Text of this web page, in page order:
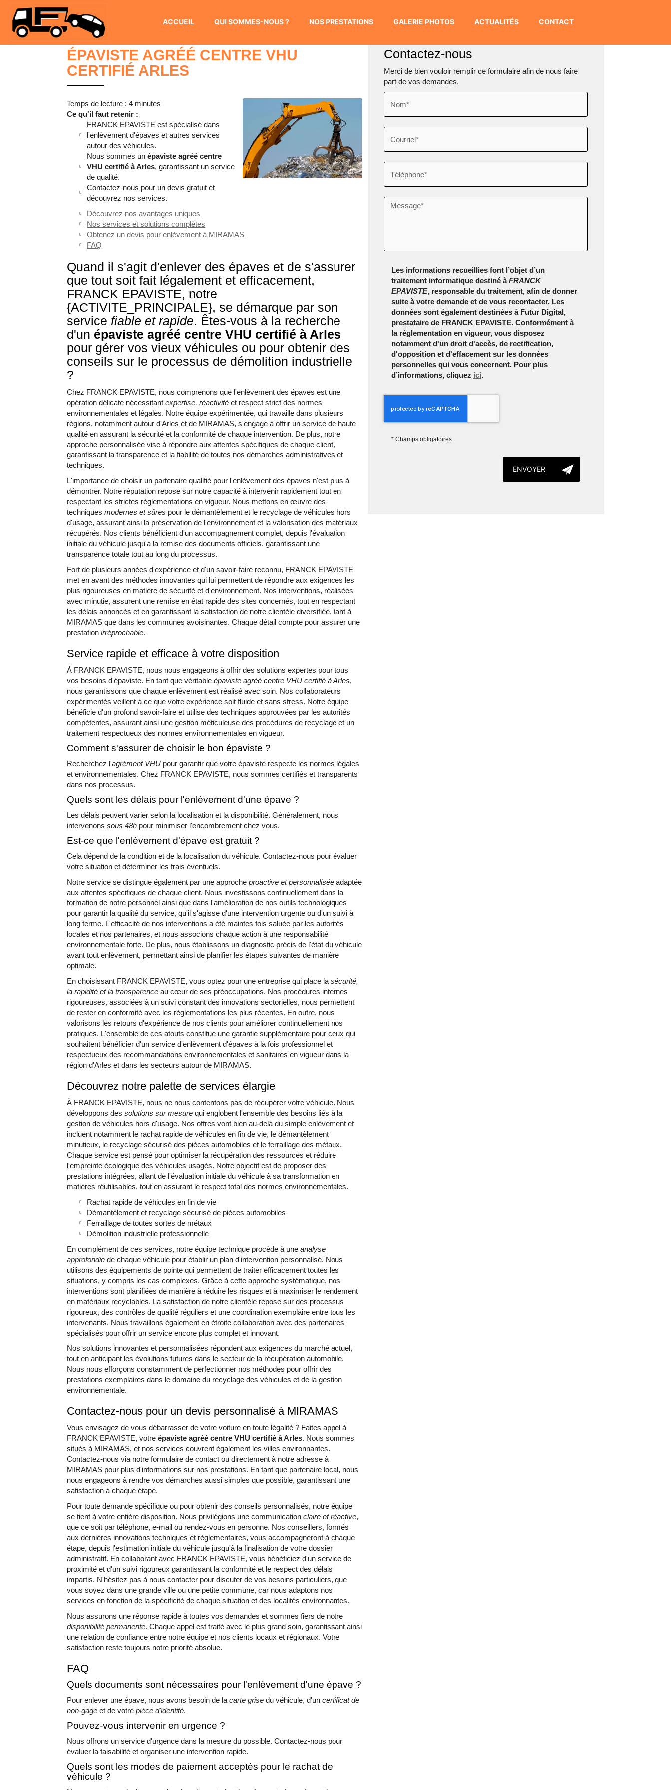
ACCUEIL QUI SOMMES-NOUS ? NOS PRESTATIONS GALERIE PHOTOS ACTUALITÉS CONTACT
ÉPAVISTE AGRÉÉ CENTRE VHU CERTIFIÉ ARLES
CONTACTEZ-NOUS DEVIS GRATUIT
ÉPAVISTE AGRÉÉ CENTRE VHU
CERTIFIÉ ARLES
Temps de lecture : 4 minutes
Ce qu'il faut retenir :
FRANCK EPAVISTE est spécialisé dans
l'enlèvement d'épaves et autres services
autour des véhicules.
Nous sommes unépaviste agréé centre
VHU certifié à Arles, garantissant un service
de qualité.
Contactez-nous pour un devis gratuit et
découvrez nos services.
Découvrez nos avantages uniques
Nos services et solutions complètes
Obtenez un devis pour enlèvement à MIRAMAS
FAQ
Quand il s'agit d'enlever des épaves et de s'assurer
que tout soit fait légalement et efficacement,
FRANCK EPAVISTE, notre
{ACTIVITE_PRINCIPALE}, se démarque par son
service fiable et rapide. Êtes-vous à la recherche
d'un épaviste agréé centre VHU certifié à Arles
pour gérer vos vieux véhicules ou pour obtenir des
conseils sur le processus de démolition industrielle
?
Chez FRANCK EPAVISTE, nous comprenons que l'enlèvement des épaves est une
opération délicate nécessitantexpertise, réactivité et respect strict des normes
environnementales et légales. Notre équipe expérimentée, qui travaille dans plusieurs
régions, notamment autour d'Arles et de MIRAMAS, s'engage à offrir un service de haute
qualité en assurant la sécurité et la conformité de chaque intervention. De plus, notre
approche personnalisée vise à répondre aux attentes spécifiques de chaque client,
garantissant la transparence et la fiabilité de toutes nos démarches administratives et
techniques.
L'importance de choisir un partenaire qualifié pour l'enlèvement des épaves n'est plus à
démontrer. Notre réputation repose sur notre capacité à intervenir rapidement tout en
respectant les strictes réglementations en vigueur. Nous mettons en œuvre des
techniquesmodernes et sûres pour le démantèlement et le recyclage de véhicules hors
d'usage, assurant ainsi la préservation de l'environnement et la valorisation des matériaux
récupérés. Nos clients bénéficient d'un accompagnement complet, depuis l'évaluation
initiale du véhicule jusqu'à la remise des documents officiels, garantissant une
transparence totale tout au long du processus.
Fort de plusieurs années d'expérience et d'un savoir-faire reconnu, FRANCK EPAVISTE
met en avant des méthodes innovantes qui lui permettent de répondre aux exigences les
plus rigoureuses en matière de sécurité et d'environnement. Nos interventions, réalisées
avec minutie, assurent une remise en état rapide des sites concernés, tout en respectant
les délais annoncés et en garantissant la satisfaction de notre clientèle diversifiée, tant à
MIRAMAS que dans les communes avoisinantes. Chaque détail compte pour assurer une
prestationirréprochable.
Service rapide et efficace à votre disposition
À FRANCK EPAVISTE, nous nous engageons à offrir des solutions expertes pour tous
vos besoins d'épaviste. En tant que véritableépaviste agréé centre VHU certifié à Arles,
nous garantissons que chaque enlèvement est réalisé avec soin. Nos collaborateurs
expérimentés veillent à ce que votre expérience soit fluide et sans stress. Notre équipe
bénéficie d'un profond savoir-faire et utilise des techniques approuvées par les autorités
compétentes, assurant ainsi une gestion méticuleuse des procédures de recyclage et un
traitement respectueux des normes environnementales en vigueur.
Comment s'assurer de choisir le bon épaviste ?
Recherchez l'agrément VHU pour garantir que votre épaviste respecte les normes légales
et environnementales. Chez FRANCK EPAVISTE, nous sommes certifiés et transparents
dans nos processus.
Quels sont les délais pour l'enlèvement d'une épave ?
Les délais peuvent varier selon la localisation et la disponibilité. Généralement, nous
intervenonssous 48h pour minimiser l'encombrement chez vous.
Est-ce que l'enlèvement d'épave est gratuit ?
Cela dépend de la condition et de la localisation du véhicule. Contactez-nous pour évaluer
votre situation et déterminer les frais éventuels.
Notre service se distingue également par une approcheproactive et personnalisée adaptée
aux attentes spécifiques de chaque client. Nous investissons continuellement dans la
formation de notre personnel ainsi que dans l'amélioration de nos outils technologiques
pour garantir la qualité du service, qu'il s'agisse d'une intervention urgente ou d'un suivi à
long terme. L'efficacité de nos interventions a été maintes fois saluée par les autorités
locales et nos partenaires, et nous associons chaque action à une responsabilité
environnementale forte. De plus, nous établissons un diagnostic précis de l'état du véhicule
avant tout enlèvement, permettant ainsi de planifier les étapes suivantes de manière
optimale.
En choisissant FRANCK EPAVISTE, vous optez pour une entreprise qui place lasécurité,
la rapidité et la transparence au cœur de ses préoccupations. Nos procédures internes
rigoureuses, associées à un suivi constant des innovations sectorielles, nous permettent
de rester en conformité avec les réglementations les plus récentes. En outre, nous
valorisons les retours d'expérience de nos clients pour améliorer continuellement nos
pratiques. L'ensemble de ces atouts constitue une garantie supplémentaire pour ceux qui
souhaitent bénéficier d'un service d'enlèvement d'épaves à la fois professionnel et
respectueux des recommandations environnementales et sanitaires en vigueur dans la
région d'Arles et dans les secteurs autour de MIRAMAS.
Découvrez notre palette de services élargie
À FRANCK EPAVISTE, nous ne nous contentons pas de récupérer votre véhicule. Nous
développons dessolutions sur mesure qui englobent l'ensemble des besoins liés à la
gestion de véhicules hors d'usage. Nos offres vont bien au-delà du simple enlèvement et
incluent notamment le rachat rapide de véhicules en fin de vie, le démantèlement
minutieux, le recyclage sécurisé des pièces automobiles et le ferraillage des métaux.
Chaque service est pensé pour optimiser la récupération des ressources et réduire
l'empreinte écologique des véhicules usagés. Notre objectif est de proposer des
prestations intégrées, allant de l'évaluation initiale du véhicule à sa transformation en
matières réutilisables, tout en assurant le respect total des normes environnementales.
Rachat rapide de véhicules en fin de vie
Démantèlement et recyclage sécurisé de pièces automobiles
Ferraillage de toutes sortes de métaux
Démolition industrielle professionnelle
En complément de ces services, notre équipe technique procède à uneanalyse
approfondie de chaque véhicule pour établir un plan d'intervention personnalisé. Nous
utilisons des équipements de pointe qui permettent de traiter efficacement toutes les
situations, y compris les cas complexes. Grâce à cette approche systématique, nos
interventions sont planifiées de manière à réduire les risques et à maximiser le rendement
en matériaux recyclables. La satisfaction de notre clientèle repose sur des processus
rigoureux, des contrôles de qualité réguliers et une coordination exemplaire entre tous les
intervenants. Nous travaillons également en étroite collaboration avec des partenaires
spécialisés pour offrir un service encore plus complet et innovant.
Nos solutions innovantes et personnalisées répondent aux exigences du marché actuel,
tout en anticipant les évolutions futures dans le secteur de la récupération automobile.
Nous nous efforçons constamment de perfectionner nos méthodes pour offrir des
prestations exemplaires dans le domaine du recyclage des véhicules et de la gestion
environnementale.
Contactez-nous pour un devis personnalisé à MIRAMAS
Vous envisagez de vous débarrasser de votre voiture en toute légalité ? Faites appel à
FRANCK EPAVISTE, votreépaviste agréé centre VHU certifié à Arles. Nous sommes
situés à MIRAMAS, et nos services couvrent également les villes environnantes.
Contactez-nous via notre formulaire de contact ou directement à notre adresse à
MIRAMAS pour plus d'informations sur nos prestations. En tant que partenaire local, nous
nous engageons à rendre vos démarches aussi simples que possible, garantissant une
satisfaction à chaque étape.
Pour toute demande spécifique ou pour obtenir des conseils personnalisés, notre équipe
se tient à votre entière disposition. Nous privilégions une communicationclaire et réactive,
que ce soit par téléphone, e-mail ou rendez-vous en personne. Nos conseillers, formés
aux dernières innovations techniques et réglementaires, vous accompagneront à chaque
étape, depuis l'estimation initiale du véhicule jusqu'à la finalisation de votre dossier
administratif. En collaborant avec FRANCK EPAVISTE, vous bénéficiez d'un service de
proximité et d'un suivi rigoureux garantissant la conformité et le respect des délais
impartis. N'hésitez pas à nous contacter pour discuter de vos besoins particuliers, que
vous soyez dans une grande ville ou une petite commune, car nous adaptons nos
services en fonction de la spécificité de chaque situation et des localités environnantes.
Nous assurons une réponse rapide à toutes vos demandes et sommes fiers de notre
disponibilité permanente. Chaque appel est traité avec le plus grand soin, garantissant ainsi
une relation de confiance entre notre équipe et nos clients locaux et régionaux. Votre
satisfaction reste toujours notre priorité absolue.
FAQ
Quels documents sont nécessaires pour l'enlèvement d'une épave ?
Pour enlever une épave, nous avons besoin de lacarte grise du véhicule, d'uncertificat de
non-gage et de votrepièce d'identité.
Pouvez-vous intervenir en urgence ?
Nous offrons un service d'urgence dans la mesure du possible. Contactez-nous pour
évaluer la faisabilité et organiser une intervention rapide.
Quels sont les modes de paiement acceptés pour le rachat de
véhicule ?
Contactez-nous
Merci de bien vouloir remplir ce formulaire afin de nous faire
part de vos demandes.
Les informations recueillies font l’objet d’un
traitement informatique destiné àFRANCK
EPAVISTE, responsable du traitement, afin de donner
suite à votre demande et de vous recontacter. Les
données sont également destinées à Futur Digital,
prestataire de FRANCK EPAVISTE. Conformément à
la réglementation en vigueur, vous disposez
notamment d'un droit d'accès, de rectification,
d'opposition et d'effacement sur les données
personnelles qui vous concernent. Pour plus
d’informations, cliquez ici.
* Champs obligatoires